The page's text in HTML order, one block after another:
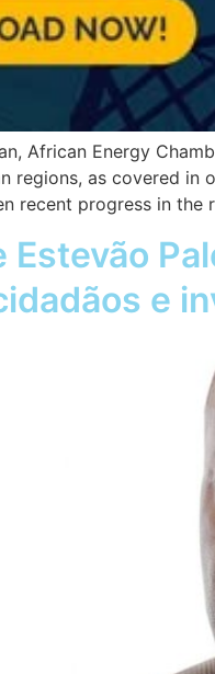
African Energy
regions, as covered
recent progress in the
Estevão
e